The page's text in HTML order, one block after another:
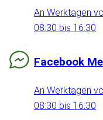
An Werktagen
08:30 bis 16:30
Facebook
An Werktagen
08:30 bis 16:30